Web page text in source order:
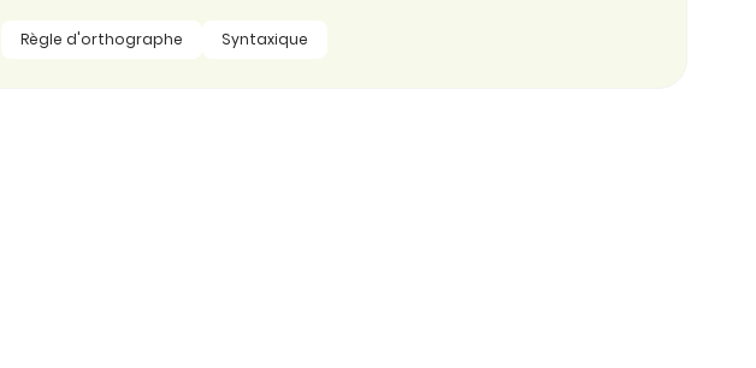
Règle d'orthographe Syntaxique